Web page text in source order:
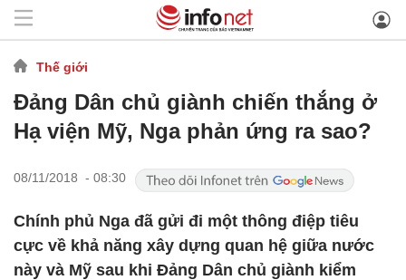
Thế giới
Đảng Dân chủ giành chiến thắng ở
Hạ viện Mỹ, Nga phản ứng ra sao?
08/11/2018 - 08:30
Chính phủ Nga đã gửi đi một thông điệp tiêu
cực về khả năng xây dựng quan hệ giữa nước
này và Mỹ sau khi Đảng Dân chủ giành kiểm